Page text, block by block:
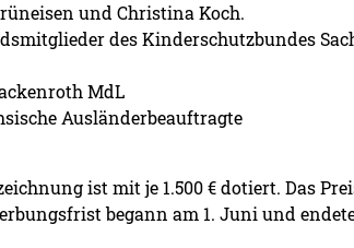
und Christina Koch.
des Kinderschutzbundes
MdL
Ausländerbeauftragte
ist mit je 1.500 € dotiert. Das
begann am 1. Juni und